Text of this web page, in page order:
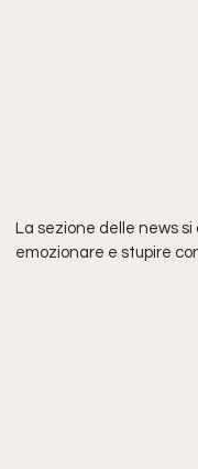
La sezione delle news
emozionare e stupire